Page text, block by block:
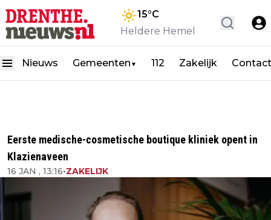
15°C
Heldere Hemel
Nieuws Gemeenten ▼ 112 Zakelijk Contact
Eerste medische-cosmetische boutique kliniek opent in
Klazienaveen
16 JAN , 13:16•ZAKELIJK